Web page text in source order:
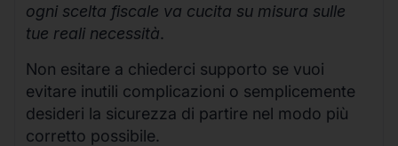
ogni scelta fiscale va cucita su misura sulle
tue reali necessità.
Non esitare a chiederci supporto se vuoi
evitare inutili complicazioni o semplicemente
desideri la sicurezza di partire nel modo più
corretto possibile.